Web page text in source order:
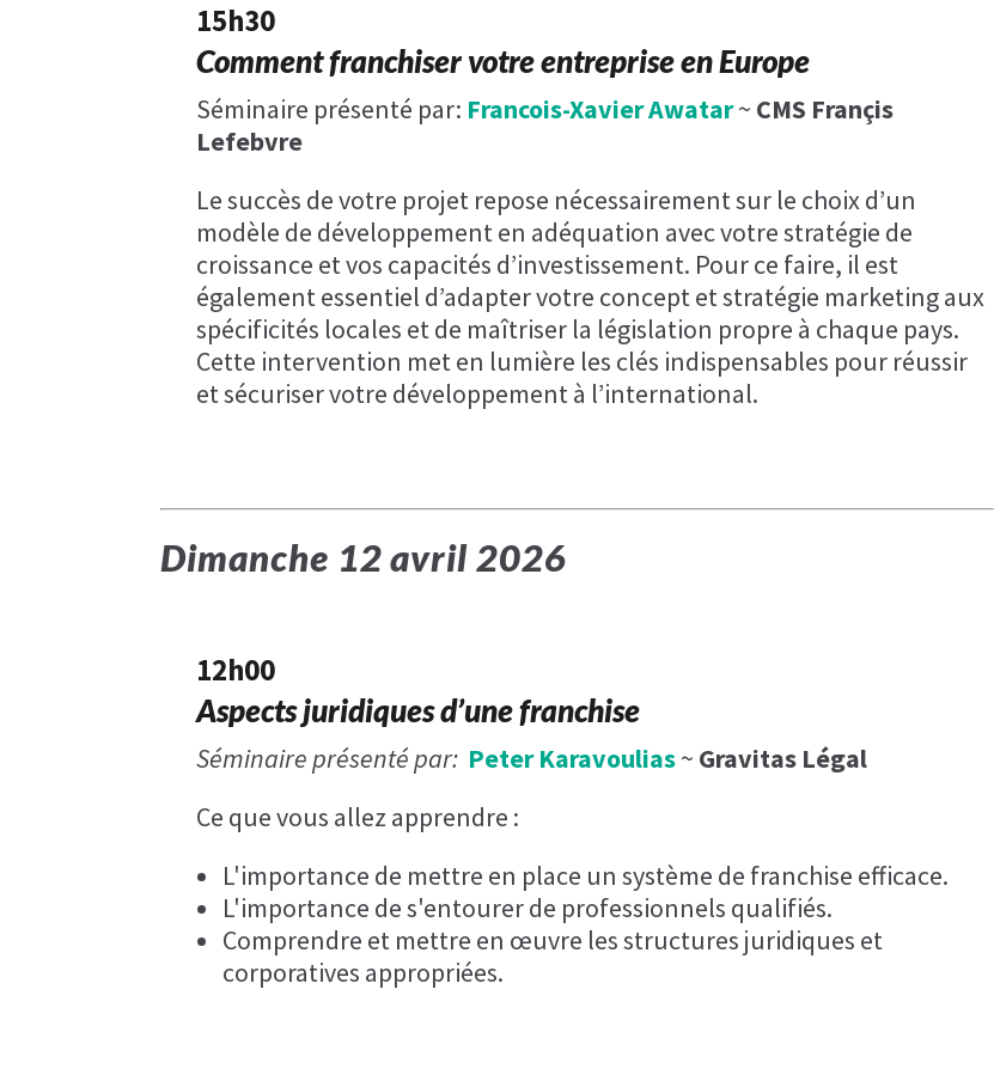
15h30
Comment franchiser votre entreprise en Europe
Séminaire présenté par: Francois-Xavier Awatar~ CMS Françis
Lefebvre
Le succès de votre projet repose nécessairement sur le choix d’un
modèle de développement en adéquation avec votre stratégie de
croissance et vos capacités d’investissement. Pour ce faire, il est
également essentiel d’adapter votre concept et stratégie marketing aux
spécificités locales et de maîtriser la législation propre à chaque pays.
Cette intervention met en lumière les clés indispensables pour réussir
et sécuriser votre développement à l’international.
Dimanche​ 12 avril 2026
12h00
Aspects juridiques d’une franchise
Séminaire présenté par: Peter Karavoulias~ Gravitas Légal
Ce que vous allez apprendre :
L'importance de mettre en place un système de franchise efficace.
L'importance de s'entourer de professionnels qualifiés.
Comprendre et mettre en œuvre les structures juridiques et
corporatives appropriées.